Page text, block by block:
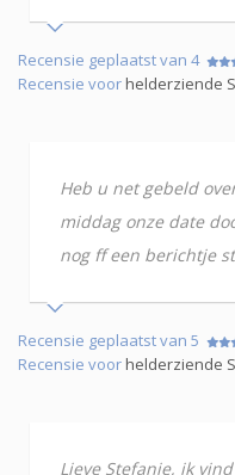
Recensie geplaatst van 4
Recensie voorhelderziende
Heb u net gebeld
middag onze date
nog ff een berichtje
Recensie geplaatst van 5
Recensie voorhelderziende
Lieve Stefanie, ik